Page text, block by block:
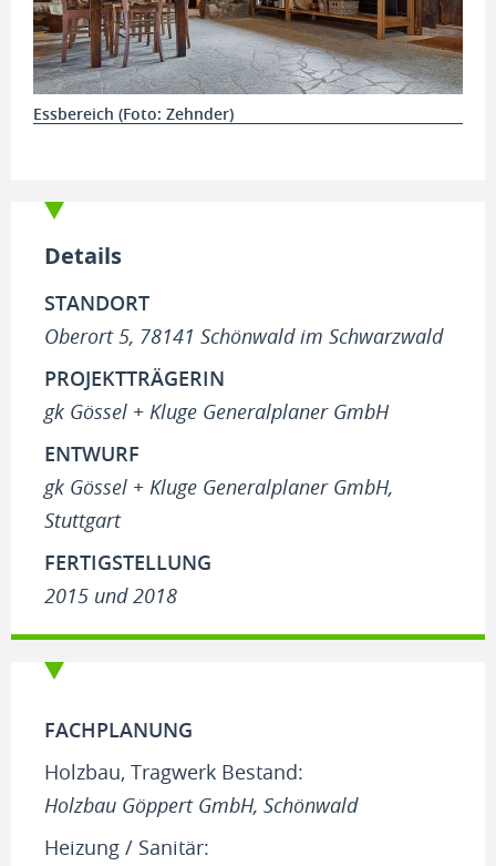
Essbereich (Foto: Zehnder)
Details
STANDORT
Oberort 5, 78141 Schönwald im Schwarzwald
PROJEKTTRÄGERIN
gk Gössel + Kluge Generalplaner GmbH
ENTWURF
gk Gössel + Kluge Generalplaner GmbH,
Stuttgart
FERTIGSTELLUNG
2015 und 2018
FACHPLANUNG
Holzbau, Tragwerk Bestand:
Holzbau Göppert GmbH, Schönwald
Heizung / Sanitär: